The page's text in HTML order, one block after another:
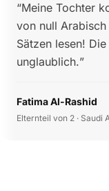
“Meine Tochter
von null
Sätzen lesen!
unglaublich.”
Fatima Al-Rashid
Elternteil von 2 ·